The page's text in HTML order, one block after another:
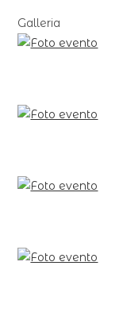
Galleria